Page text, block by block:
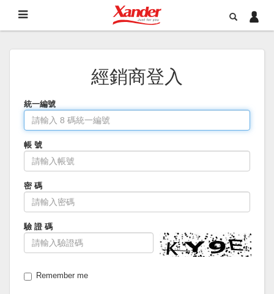
經銷商登入
統一編號
帳 號
密 碼
驗 證 碼
Remember me